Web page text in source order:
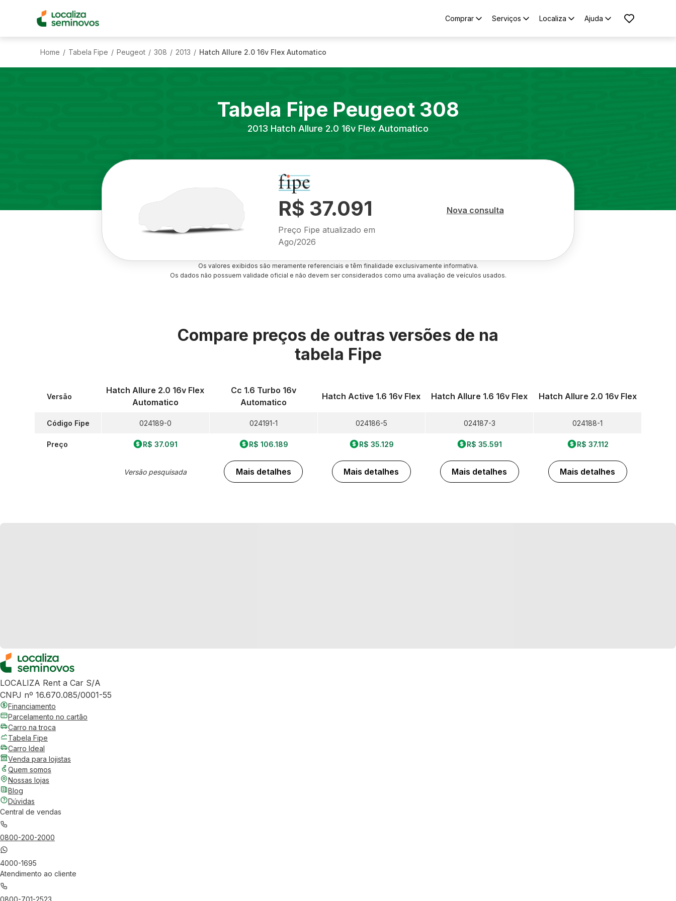
Comprar Serviços Localiza Ajuda
Home / Tabela Fipe / Peugeot / 308 / 2013 / Hatch Allure 2.0 16v Flex Automatico
Tabela Fipe Peugeot 308
2013 Hatch Allure 2.0 16v Flex Automatico
R$ 37.091
Preço Fipe atualizado em
Ago/2026
Nova consulta
Os valores exibidos são meramente referenciais e têm finalidade exclusivamente informativa.
Os dados não possuem validade oficial e não devem ser considerados como uma avaliação de veículos usados.
Compare preços de outras versões de na
tabela Fipe
Versão
Código Fipe
Preço
Hatch Allure 2.0 16v Flex
Automatico
024189-0
R$ 37.091
Versão pesquisada
Cc 1.6 Turbo 16v
Automatico
024191-1
R$ 106.189
Mais detalhes
Hatch Active 1.6 16v Flex
024186-5
R$ 35.129
Mais detalhes
Hatch Allure 1.6 16v Flex
024187-3
R$ 35.591
Mais detalhes
Hatch Allure 2.0 16v Flex
024188-1
R$ 37.112
Mais detalhes
LOCALIZA Rent a Car S/A
CNPJ nº 16.670.085/0001-55
Financiamento
Parcelamento no cartão
Carro na troca
Tabela Fipe
Carro Ideal
Venda para lojistas
Quem somos
Nossas lojas
Blog
Dúvidas
Central de vendas
0800-200-2000
4000-1695
Atendimento ao cliente
0800-701-2523